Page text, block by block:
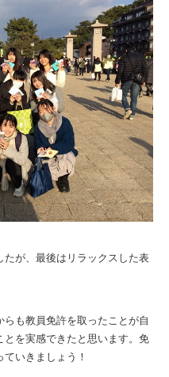
が、最後はリラックスした表
も教員免許を取ったことが自
を実感できたと思います。免
いきましょう！